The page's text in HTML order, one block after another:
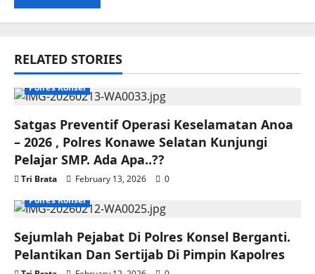
RELATED STORIES
Polres Konsel
Satgas Preventif Operasi Keselamatan Anoa
– 2026 , Polres Konawe Selatan Kunjungi
Pelajar SMP. Ada Apa..??
Tri Brata February 13, 2026
0
Polres Konsel
Sejumlah Pejabat Di Polres Konsel Berganti.
Pelantikan Dan Sertijab Di Pimpin Kapolres